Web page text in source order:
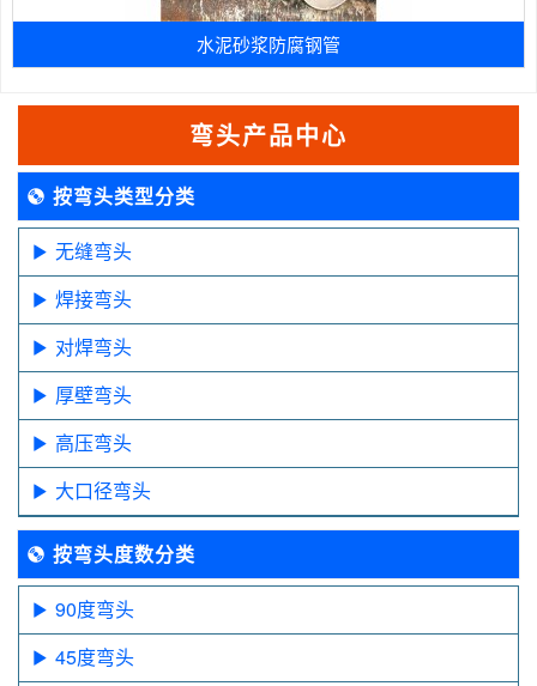
水泥砂浆防腐钢管
弯头产品中心
按弯头类型分类
无缝弯头
焊接弯头
对焊弯头
厚壁弯头
高压弯头
大口径弯头
按弯头度数分类
90度弯头
45度弯头